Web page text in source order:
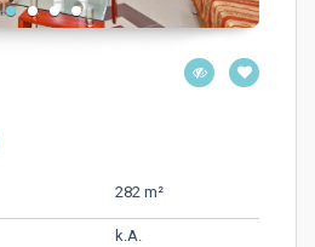
282 m²
k.A.